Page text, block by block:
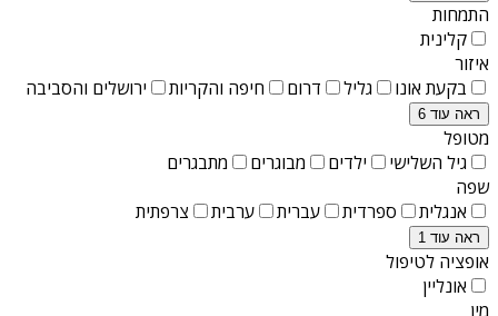
התמחות
קלינית
איזור
בקעת אונו
גליל דרום חיפה והקריות ירושלים והסביבה
ראה עוד 6
מטופל
גיל השלישי
ילדים מבוגרים
מתבגרים
שפה
אנגלית
ספרדית עברית ערבית צרפתית
ראה עוד 1
אופציה לטיפול
אונליין
מין